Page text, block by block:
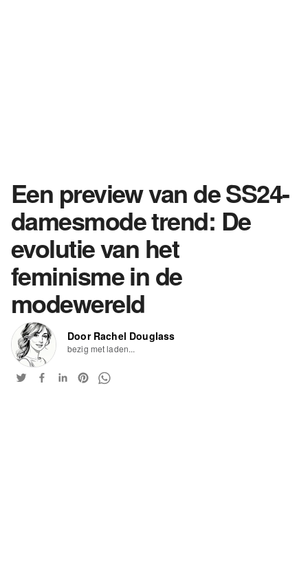
Een preview van de SS24-
damesmode trend: De
evolutie van het
feminisme in de
modewereld
Door Rachel Douglass
bezig met laden...